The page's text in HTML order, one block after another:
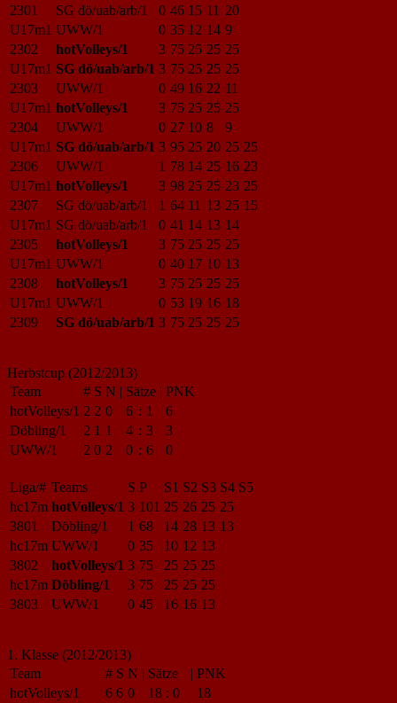
2301 SG dö/uab/arb/1 0 46 15 11 20
U17m1 UWW/1 0 35 12 14 9
2302
hotVolleys/1 3 75 25 25 25
U17m1 SG dö/uab/arb/1 3 75 25 25 25
2303
UWW/1 0 49 16 22 11
U17m1 hotVolleys/1 3 75 25 25 25
2304
UWW/1 0 27 10 8
9
U17m1 SG dö/uab/arb/1 3 95 25 20 25 25
2306
UWW/1 1 78 14 25 16 23
U17m1 hotVolleys/1 3 98 25 25 23 25
2307
SG dö/uab/arb/1 1 64 11 13 25 15
U17m1 SG dö/uab/arb/1 0 41 14 13 14
2305
hotVolleys/1 3 75 25 25 25
U17m1 UWW/1 0 40 17 10 13
2308
hotVolleys/1 3 75 25 25 25
U17m1 UWW/1 0 53 19 16 18
2309
SG dö/uab/arb/1 3 75 25 25 25
Herbstcup (2012/2013)
Team
# S N | Sätze | PNK
hotVolleys/1 2 2 0 6 : 1
6
Döbling/1
2 1 1 4 : 3
3
UWW/1
2 0 2 0 : 6 0
Liga/# Teams S P S1 S2 S3 S4 S5
hc17m hotVolleys/1 3 101 25 26 25 25
3801
Döbling/1 1 68 14 28 13 13
hc17m UWW/1 0 35 10 12 13
3802
hotVolleys/1 3 75 25 25 25
hc17m Döbling/1 3 75 25 25 25
3803
UWW/1 0 45 16 16 13
1. Klasse (2012/2013)
Team
# S N | Sätze | PNK
hotVolleys/1
6 6 0 18 : 0
18